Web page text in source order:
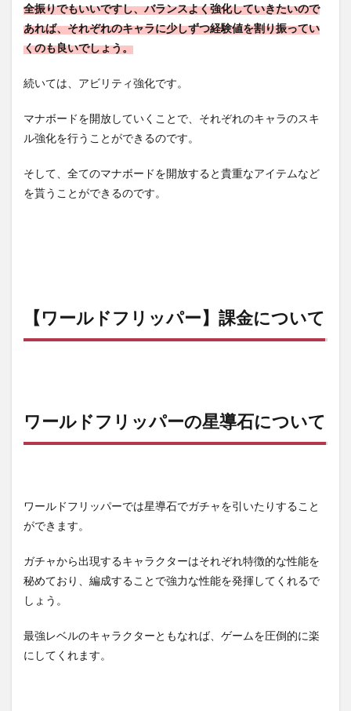
全振りでもいいですし、バランスよく強化していきたいので
あれば、それぞれのキャラに少しずつ経験値を割り振ってい
くのも良いでしょう。
続いては、アビリティ強化です。
マナボードを開放していくことで、それぞれのキャラのスキ
ル強化を行うことができるのです。
そして、全てのマナボードを開放すると貴重なアイテムなど
を貰うことができるのです。
【ワールドフリッパー】課金について
ワールドフリッパーの星導石について
ワールドフリッパーでは星導石でガチャを引いたりすること
ができます。
ガチャから出現するキャラクターはそれぞれ特徴的な性能を
秘めており、編成することで強力な性能を発揮してくれるで
しょう。
最強レベルのキャラクターともなれば、ゲームを圧倒的に楽
にしてくれます。